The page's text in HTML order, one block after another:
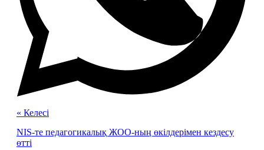
« Келесі
NIS-те педагогикалық ЖОО-ның өкілдерімен кездесу
өтті